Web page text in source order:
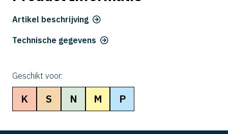
Artikel beschrijving
Technische gegevens
Geschikt voor:
K S N M P